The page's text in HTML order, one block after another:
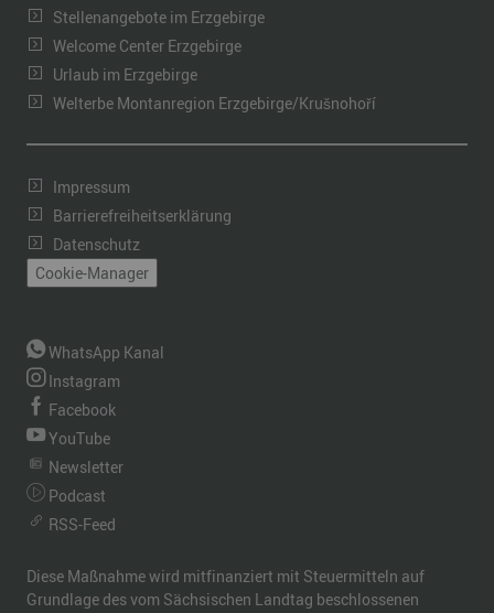
Stellenangebote im Erzgebirge
Welcome Center Erzgebirge
Urlaub im Erzgebirge
Welterbe Montanregion Erzgebirge/Krušnohoří
Impressum
Barrierefreiheitserklärung
Datenschutz
Cookie-Manager
WhatsApp Kanal
Instagram
Facebook
YouTube
Newsletter
Podcast
RSS-Feed
Diese Maßnahme wird mitfinanziert mit Steuermitteln auf
Grundlage des vom Sächsischen Landtag beschlossenen